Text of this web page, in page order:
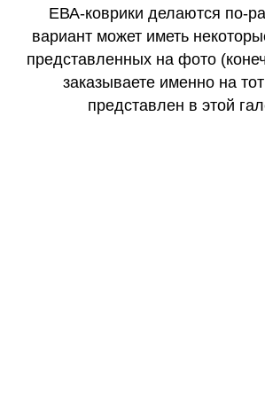
ЕВА-коврики делаются по-
вариант может иметь
представленных на фото
заказываете именно на
представлен в этой